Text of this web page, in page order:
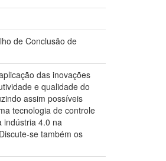
de Conclusão de
das inovações
e qualidade do
assim possíveis
tecnologia de controle
indústria 4.0 na
se também os